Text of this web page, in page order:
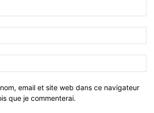
email et site web dans ce navigateur
que je commenterai.